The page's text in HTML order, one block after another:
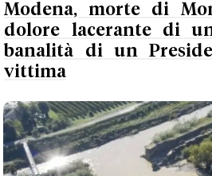
Modena, morte di
dolore lacerante di
banalità di un
vittima